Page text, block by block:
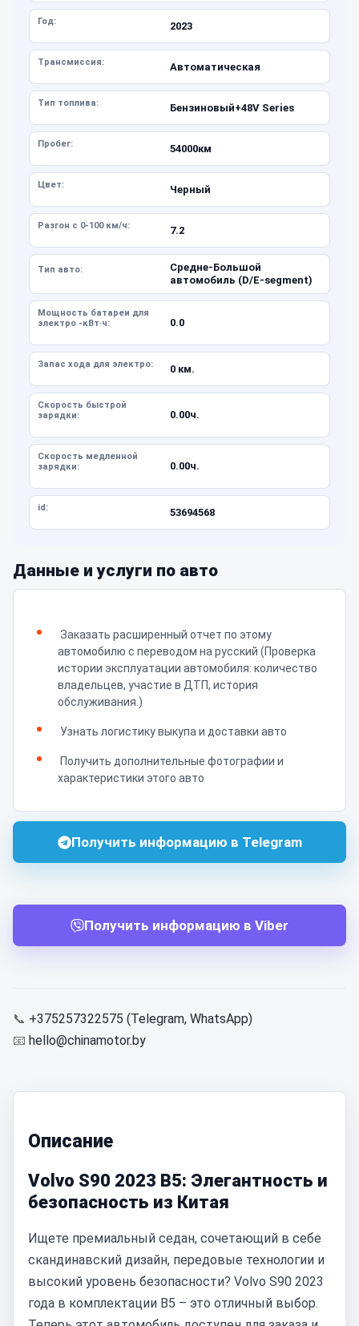
Год: 2023
Трансмиссия: Автоматическая
Тип топлива: Бензиновый+48V Series
Пробег: 54000км
Цвет: Черный
Разгон с 0-100 км/ч: 7.2
Тип авто:
Средне-Большой
автомобиль (D/E-segment)
Мощность батареи для
электро -кВт·ч:
0.0
Запас хода для электро: 0 км.
Скорость быстрой
зарядки:
0.00ч.
Скорость медленной
зарядки:
0.00ч.
id: 53694568
Данные и услуги по авто
Заказать расширенный отчет по этому
автомобилю с переводом на русский (Проверка
истории эксплуатации автомобиля: количество
владельцев, участие в ДТП, история
обслуживания.)
Узнать логистику выкупа и доставки авто
Получить дополнительные фотографии и
характеристики этого авто
Получить информацию в Telegram
Получить информацию в Viber
📞 +375257322575 (Telegram, WhatsApp)
📧 hello@chinamotor.by
Описание
Volvo S90 2023 B5: Элегантность и
безопасность из Китая
Ищете премиальный седан, сочетающий в себе
скандинавский дизайн, передовые технологии и
высокий уровень безопасности? Volvo S90 2023
года в комплектации B5 – это отличный выбор.